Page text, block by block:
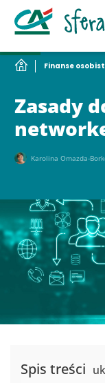
Finanse
Zasady
Karolina Omazda-
Spis treści